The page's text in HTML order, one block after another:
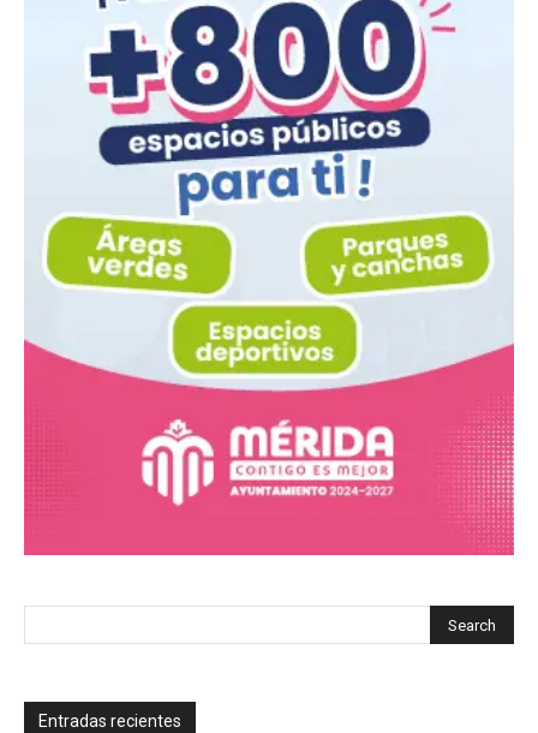
Entradas recientes